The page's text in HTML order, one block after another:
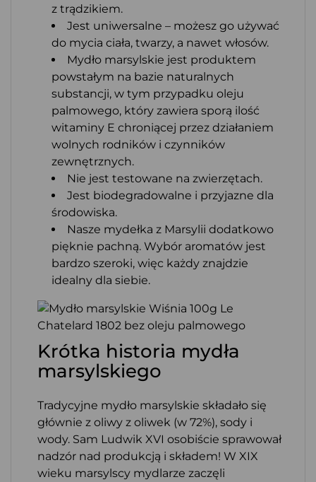
z trądzikiem.
Jest uniwersalne – możesz go używać
do mycia ciała, twarzy, a nawet włosów.
Mydło marsylskie jest produktem
powstałym na bazie naturalnych
substancji, w tym przypadku oleju
palmowego, który zawiera sporą ilość
witaminy E chroniącej przez działaniem
wolnych rodników i czynników
zewnętrznych.
Nie jest testowane na zwierzętach.
Jest biodegradowalne i przyjazne dla
środowiska.
Nasze mydełka z Marsylii dodatkowo
pięknie pachną. Wybór aromatów jest
bardzo szeroki, więc każdy znajdzie
idealny dla siebie.
Krótka historia mydła
marsylskiego
Tradycyjne mydło marsylskie składało się
głównie z oliwy z oliwek (w 72%), sody i
wody. Sam Ludwik XVI osobiście sprawował
nadzór nad produkcją i składem! W XIX
wieku marsylscy mydlarze zaczęli